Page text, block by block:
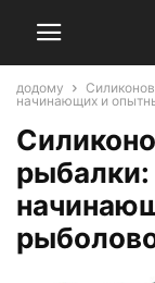
додому
начинающих и
рыбалки: